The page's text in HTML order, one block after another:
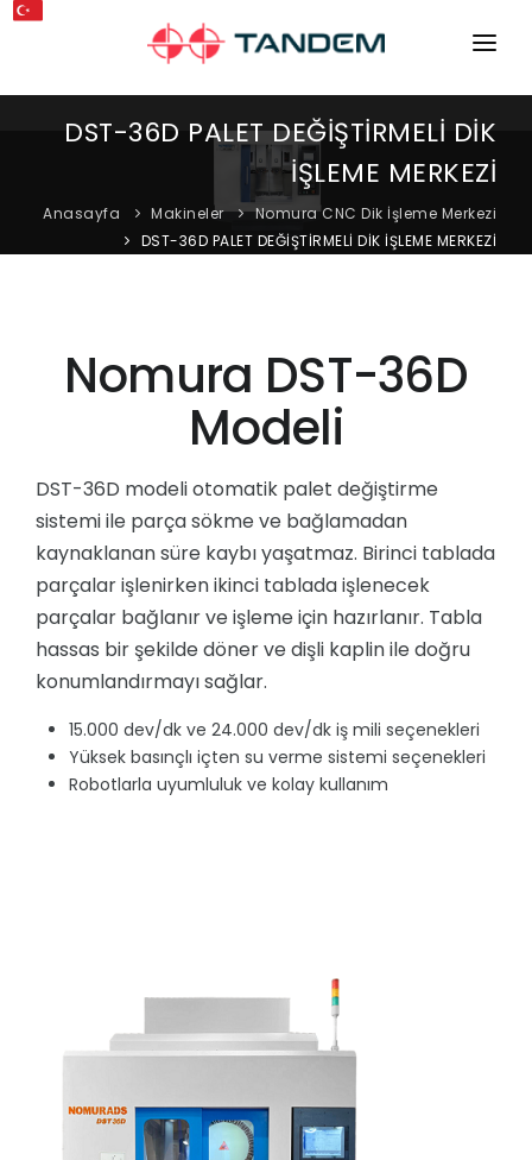
ANA SAYFA
MAKINELER
EKIPMANLAR
BLOG
SERVIS
DST-36D PALET DEĞİŞTİRMELİ DİK
İŞLEME MERKEZİ
Anasayfa Makineler
Nomura CNC Dik İşleme Merkezi
DST-36D PALET DEĞİŞTİRMELİ DİK İŞLEME MERKEZİ
Nomura DST-36D
Modeli
DST-36D modeli otomatik palet değiştirme
sistemi ile parça sökme ve bağlamadan
kaynaklanan süre kaybı yaşatmaz. Birinci tablada
parçalar işlenirken ikinci tablada işlenecek
parçalar bağlanır ve işleme için hazırlanır. Tabla
hassas bir şekilde döner ve dişli kaplin ile doğru
konumlandırmayı sağlar.
15.000 dev/dk ve 24.000 dev/dk iş mili seçenekleri
Yüksek basınçlı içten su verme sistemi seçenekleri
Robotlarla uyumluluk ve kolay kullanım